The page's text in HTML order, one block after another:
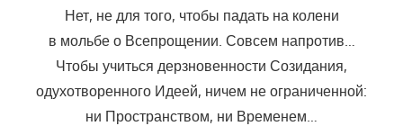
Нет, не для того, чтобы падать на колени
в мольбе о Всепрощении. Совсем напротив…
Чтобы учиться дерзновенности Созидания,
одухотворенного Идеей, ничем не ограниченной:
ни Пространством, ни Временем…